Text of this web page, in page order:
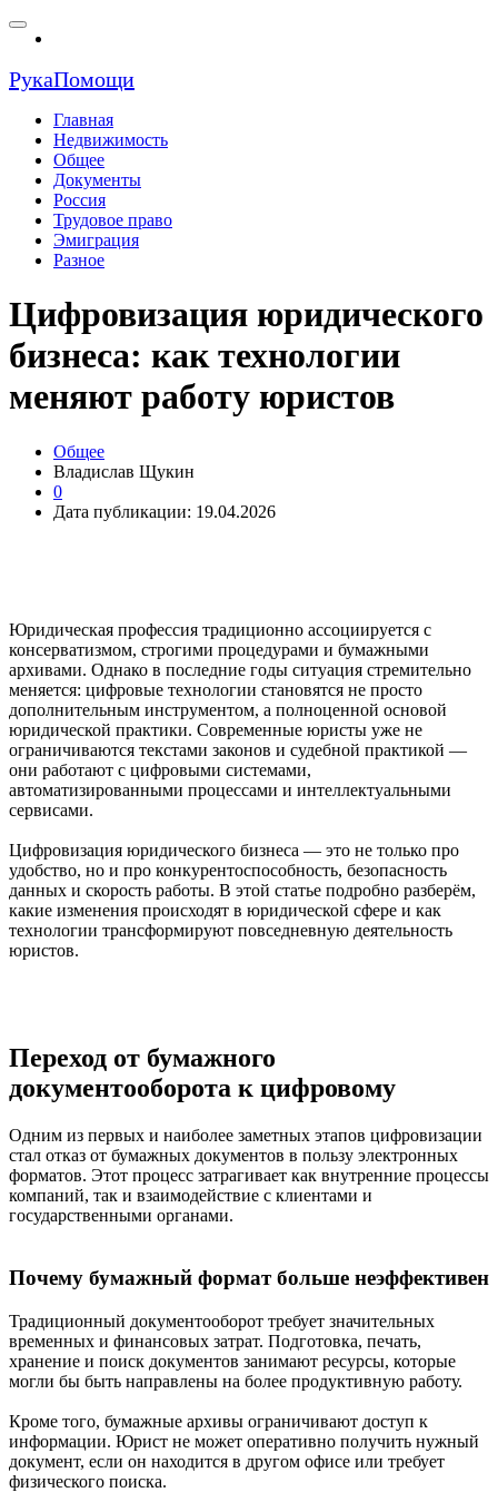
РукаПомощи
Главная
Недвижимость
Общее
Документы
Россия
Трудовое право
Эмиграция
Разное
Цифровизация юридического
бизнеса: как технологии
меняют работу юристов
Общее
Владислав Щукин
0
Дата публикации: 19.04.2026
Юридическая профессия традиционно ассоциируется с
консерватизмом, строгими процедурами и бумажными
архивами. Однако в последние годы ситуация стремительно
меняется: цифровые технологии становятся не просто
дополнительным инструментом, а полноценной основой
юридической практики. Современные юристы уже не
ограничиваются текстами законов и судебной практикой —
они работают с цифровыми системами,
автоматизированными процессами и интеллектуальными
сервисами.
Цифровизация юридического бизнеса — это не только про
удобство, но и про конкурентоспособность, безопасность
данных и скорость работы. В этой статье подробно разберём,
какие изменения происходят в юридической сфере и как
технологии трансформируют повседневную деятельность
юристов.
Переход от бумажного
документооборота к цифровому
Одним из первых и наиболее заметных этапов цифровизации
стал отказ от бумажных документов в пользу электронных
форматов. Этот процесс затрагивает как внутренние процессы
компаний, так и взаимодействие с клиентами и
государственными органами.
Почему бумажный формат больше неэффективен
Традиционный документооборот требует значительных
временных и финансовых затрат. Подготовка, печать,
хранение и поиск документов занимают ресурсы, которые
могли бы быть направлены на более продуктивную работу.
Кроме того, бумажные архивы ограничивают доступ к
информации. Юрист не может оперативно получить нужный
документ, если он находится в другом офисе или требует
физического поиска.